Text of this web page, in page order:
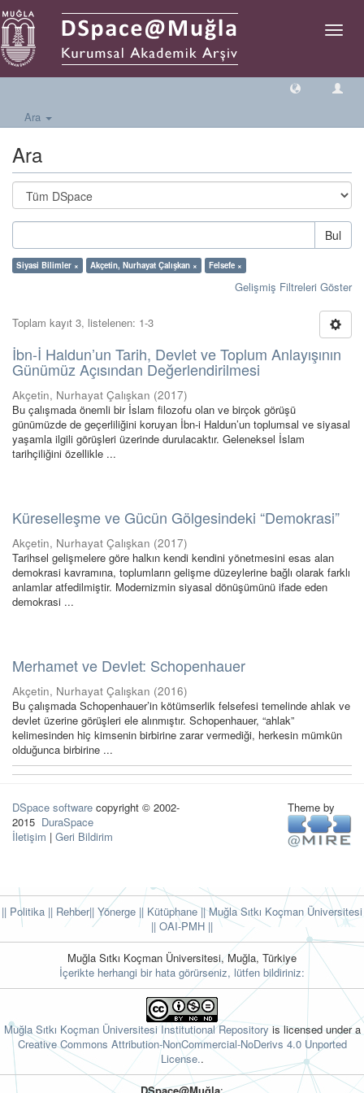
Geçiş
Ara
Ara
Bul
Siyasi Bilimler × Akçetin, Nurhayat Çalışkan × Felsefe ×
Gelişmiş Filtreleri Göster
Toplam kayıt 3, listelenen: 1-3
İbn-İ Haldun’un Tarih, Devlet ve Toplum Anlayışının
Günümüz Açısından Değerlendirilmesi
Akçetin, Nurhayat Çalışkan (2017)
Bu çalışmada önemli bir İslam filozofu olan ve birçok görüşü
günümüzde de geçerliliğini koruyan İbn-i Haldun’un toplumsal ve siyasal
yaşamla ilgili görüşleri üzerinde durulacaktır. Geleneksel İslam
tarihçiliğini özellikle ...
Küreselleşme ve Gücün Gölgesindeki “Demokrasi”
Akçetin, Nurhayat Çalışkan (2017)
Tarihsel gelişmelere göre halkın kendi kendini yönetmesini esas alan
demokrasi kavramına, toplumların gelişme düzeylerine bağlı olarak farklı
anlamlar atfedilmiştir. Modernizmin siyasal dönüşümünü ifade eden
demokrasi ...
Merhamet ve Devlet: Schopenhauer
Akçetin, Nurhayat Çalışkan (2016)
Bu çalışmada Schopenhauer’in kötümserlik felsefesi temelinde ahlak ve
devlet üzerine görüşleri ele alınmıştır. Schopenhauer, “ahlak”
kelimesinden hiç kimsenin birbirine zarar vermediği, herkesin mümkün
olduğunca birbirine ...
DSpace software copyright © 2002-
2015 DuraSpace
İletişim | Geri Bildirim
Theme by
|| Politika || Rehber|| Yönerge || Kütüphane|| Muğla Sıtkı Koçman Üniversitesi
|| OAI-PMH ||
Muğla Sıtkı Koçman Üniversitesi, Muğla, Türkiye
İçerikte herhangi bir hata görürseniz, lütfen bildiriniz:
Muğla Sıtkı Koçman Üniversitesi Institutional Repository is licensed under a
Creative Commons Attribution-NonCommercial-NoDerivs 4.0 Unported
License..